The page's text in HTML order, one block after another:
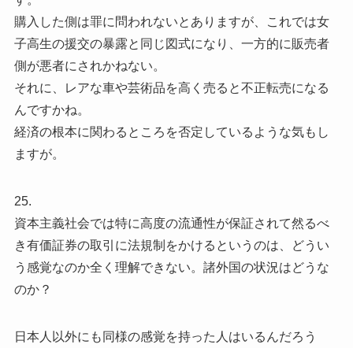
購入した側は罪に問われないとありますが、これでは女
子高生の援交の暴露と同じ図式になり、一方的に販売者
側が悪者にされかねない。
それに、レアな車や芸術品を高く売ると不正転売になる
んですかね。
経済の根本に関わるところを否定しているような気もし
ますが。
25.
資本主義社会では特に高度の流通性が保証されて然るべ
き有価証券の取引に法規制をかけるというのは、どうい
う感覚なのか全く理解できない。諸外国の状況はどうな
のか？
日本人以外にも同様の感覚を持った人はいるんだろう